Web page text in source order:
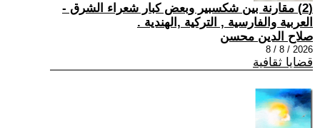
(2) مقارنة بين شكسبير وبعض كبار شعراء الشرق -
العربية والفارسية , التركية ,الهندية .
صلاح الدين محسن
2026 / 8 / 8
قضايا ثقافية